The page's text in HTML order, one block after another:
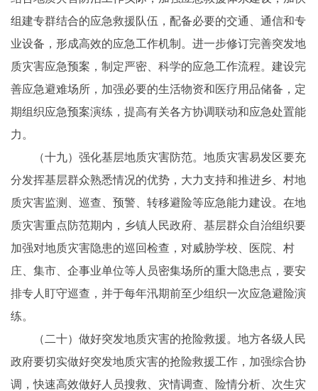
组建专群结合的应急救援队伍，配备必要的交通、通信和专
业设备，形成高效的应急工作机制。进一步修订完善突发地
质灾害应急预案，制定严密、科学的应急工作流程。建设完
善应急避难场所，加强必要的生活物资和医疗用品储备，定
期组织应急预案演练，提高有关各方协调联动和应急处置能
力。
（十九）强化基层地质灾害防范。地质灾害易发区要充
分发挥基层群众熟悉情况的优势，大力支持和推进乡、村地
质灾害监测、巡查、预警、转移避险等应急能力建设。在地
质灾害重点防范期内，乡镇人民政府、基层群众自治组织要
加强对地质灾害隐患的巡回检查，对威胁学校、医院、村
庄、集市、企事业单位等人员密集场所的重大隐患点，要安
排专人盯守巡查，并于每年汛期前至少组织一次应急避险演
练。
（二十）做好突发地质灾害的抢险救援。地方各级人民
政府要切实做好突发地质灾害的抢险救援工作，加强综合协
调，快速高效做好人员搜救、灾情调查、险情分析、次生灾